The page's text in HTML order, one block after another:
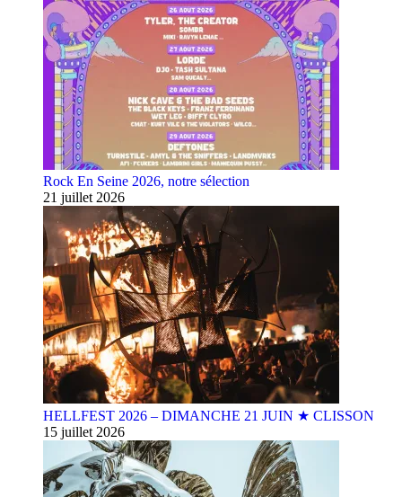
Rock En Seine 2026, notre sélection
21 juillet 2026
HELLFEST 2026 – DIMANCHE 21 JUIN ★ CLISSON
15 juillet 2026